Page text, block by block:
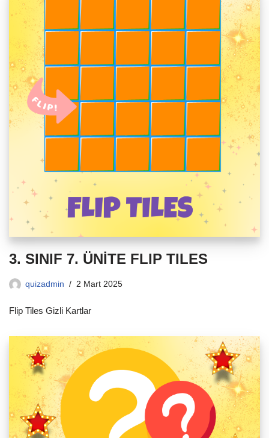
3. SINIF 7. ÜNİTE FLIP TILES
quizadmin 2 Mart 2025
Flip Tiles Gizli Kartlar